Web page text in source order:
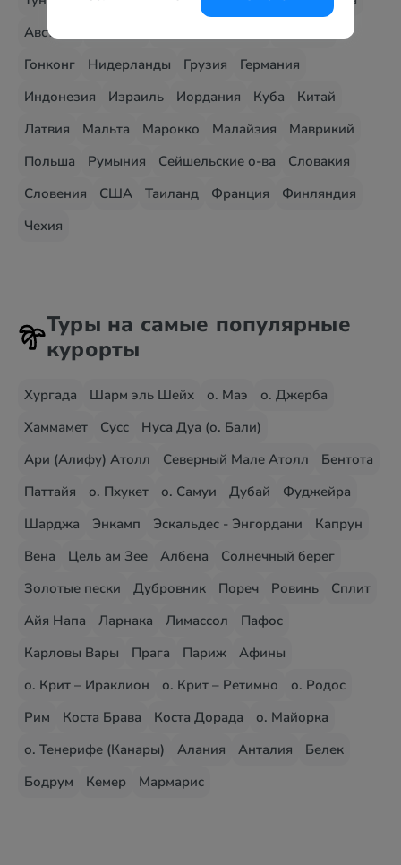
Австрия
Гонконг
Нидерланды Грузия
Германия
Индонезия
Израиль Иордания Куба
Китай
Латвия
Мальта Марокко Малайзия
Маврикий
Польша
Румыния Сейшельские о-ва
Словакия
Словения
США Таиланд Франция
Финляндия
Чехия
Туры на самые популярные
курорты
Хургада Шарм эль Шейх о. Маэ
о. Джерба
Хаммамет
Сусс
Нуса Дуа (о. Бали)
Ари (Алифу) Атолл
Северный Мале Атолл
Бентота
Паттайя
о. Пхукет о. Самуи Дубай
Фуджейра
Шарджа
Энкамп Эскальдес - Энгордани
Капрун
Вена
Цель ам Зее Албена
Солнечный берег
Золотые пески
Дубровник Пореч Ровинь
Сплит
Айя Напа
Ларнака Лимассол
Пафос
Карловы Вары
Прага Париж
Афины
о. Крит – Ираклион
о. Крит – Ретимно
о. Родос
Рим
Коста Брава Коста Дорада
о. Майорка
о. Тенерифе (Канары)
Алания Анталия
Белек
Бодрум
Кемер Мармарис